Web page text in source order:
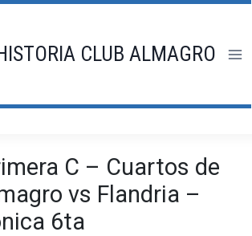
CLUB ALMAGRO
C – Cuartos de
vs Flandria –
6ta